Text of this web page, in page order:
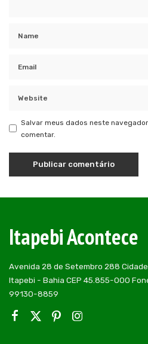
Salvar meus dados neste
comentar.
Itapebi Acontece
Avenida 28 de Setembro 288
Itapebi - Bahia CEP 45.855-000
99130-8859